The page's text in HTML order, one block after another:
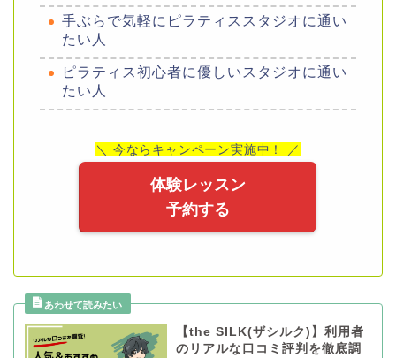
手ぶらで気軽にピラティススタジオに通い
たい人
ピラティス初心者に優しいスタジオに通い
たい人
＼ 今ならキャンペーン実施中！ ／
体験レッスン
予約する
【the SILK(ザシルク)】利用者
のリアルな口コミ評判を徹底調